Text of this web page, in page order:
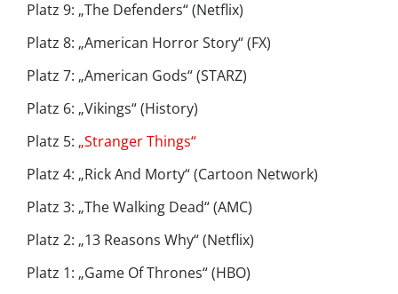
Platz 9: „The Defenders“ (Netflix)
Platz 8: „American Horror Story“ (FX)
Platz 7: „American Gods“ (STARZ)
Platz 6: „Vikings“ (History)
Platz 5: „Stranger Things“
Platz 4: „Rick And Morty“ (Cartoon Network)
Platz 3: „The Walking Dead“ (AMC)
Platz 2: „13 Reasons Why“ (Netflix)
Platz 1: „Game Of Thrones“ (HBO)